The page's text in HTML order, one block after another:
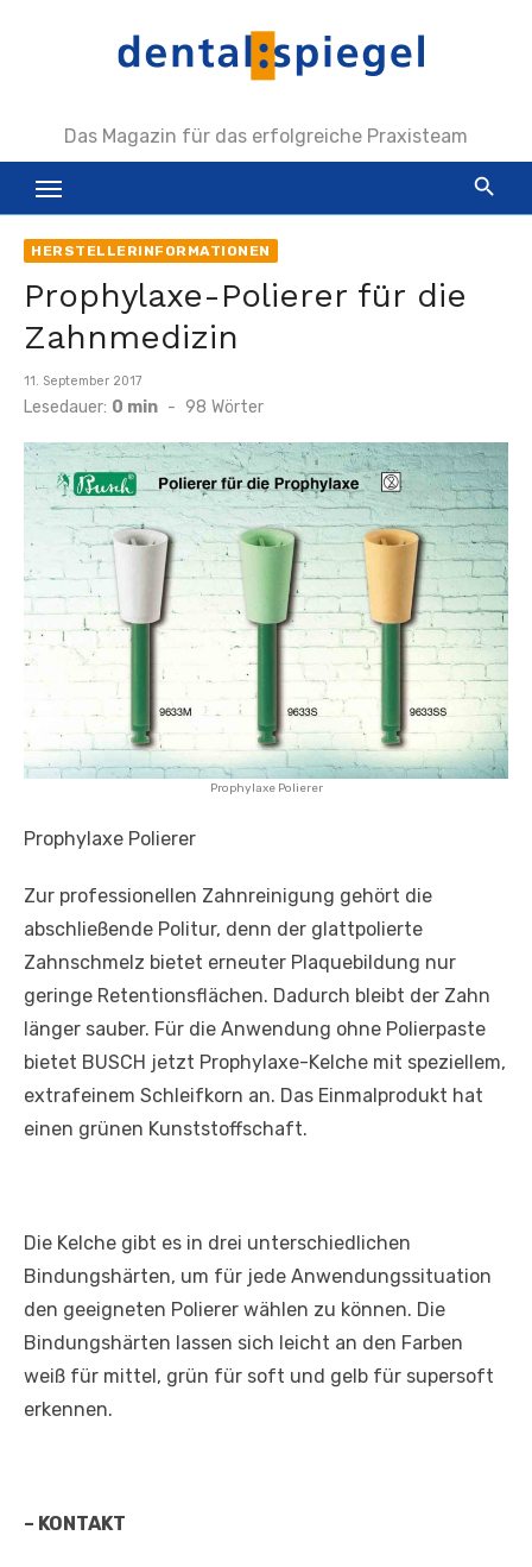
Das Magazin für das erfolgreiche Praxisteam
HERSTELLERINFORMATIONEN
Prophylaxe-Polierer für die
Zahnmedizin
Veröffentlicht
am
11. September 2017
Lesedauer: 0 min - 98 Wörter
Prophylaxe Polierer
Prophylaxe Polierer
Zur professionellen Zahnreinigung gehört die
abschließende Politur, denn der glattpolierte
Zahnschmelz bietet erneuter Plaquebildung nur
geringe Retentionsflächen. Dadurch bleibt der Zahn
länger sauber. Für die Anwendung ohne Polierpaste
bietet BUSCH jetzt Prophylaxe-Kelche mit speziellem,
extrafeinem Schleifkorn an. Das Einmalprodukt hat
einen grünen Kunststoffschaft.
Die Kelche gibt es in drei unterschiedlichen
Bindungshärten, um für jede Anwendungssituation
den geeigneten Polierer wählen zu können. Die
Bindungshärten lassen sich leicht an den Farben
weiß für mittel, grün für soft und gelb für supersoft
erkennen.
– KONTAKT